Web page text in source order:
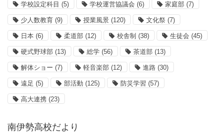
学校設定科目 (5) 学校運営協議会 (6) 家庭部 (7)
少人数教育 (9) 授業風景 (120) 文化祭 (7)
日本 (6) 柔道部 (12) 校舎制 (38) 生徒会 (45)
硬式野球部 (13) 総学 (56) 茶道部 (13)
解体ショー (7) 軽音楽部 (12) 進路 (30)
遠足 (5) 部活動 (125) 防災学習 (57)
高大連携 (23)
南伊勢高校だより